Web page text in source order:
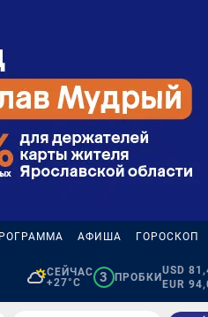
АФИША ГОРОСКОП
СЕЙЧАС
+27°C
3 ПРОБКИ
USD
EUR